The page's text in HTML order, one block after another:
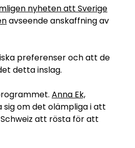
nyheten att Sverige
avseende anskaffning av
preferenser och att de
detta inslag.
Anna Ek,
sig om det olämpliga i att
att rösta för att